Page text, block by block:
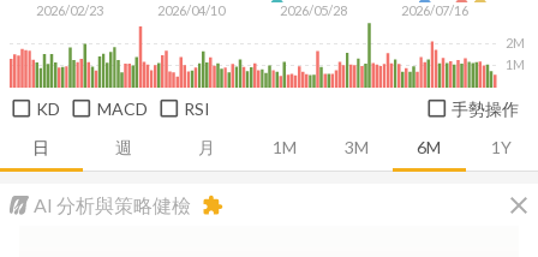
日 週 月 1M 3M 6M 1Y
2026/02/23 2026/04/10 2026/05/28 2026/07/16
1M
2M
KD MACD RSI 手勢操作
AI 分析與策略健檢 close
extension